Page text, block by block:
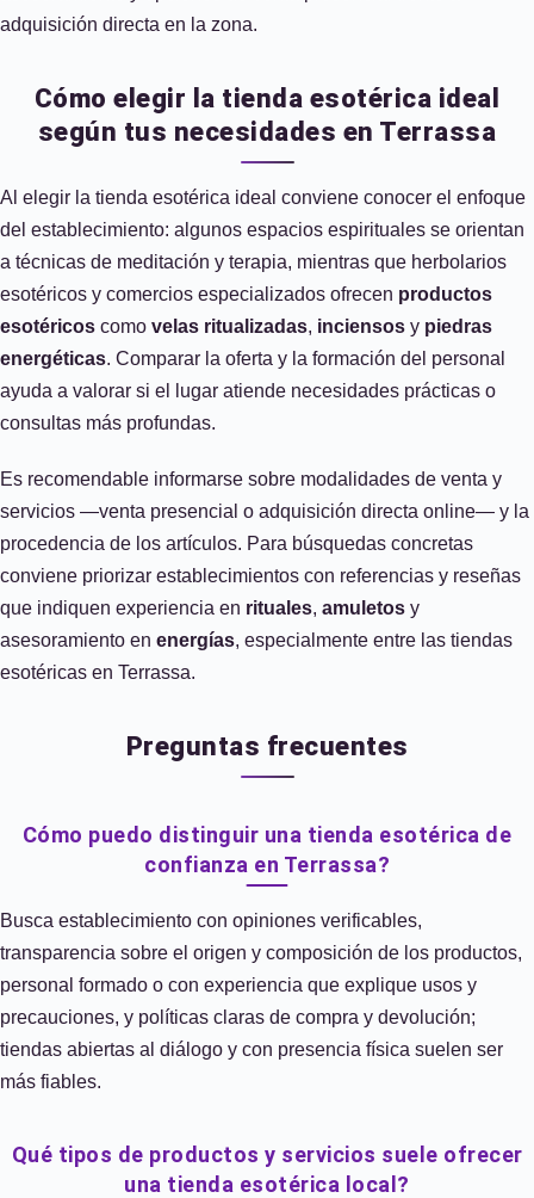
adquisición directa en la zona.
Cómo elegir la tienda esotérica ideal
según tus necesidades en Terrassa
Al elegir la tienda esotérica ideal conviene conocer el enfoque
del establecimiento: algunos espacios espirituales se orientan
a técnicas de meditación y terapia, mientras que herbolarios
esotéricos y comercios especializados ofrecen productos
esotéricos como velas ritualizadas, inciensos y piedras
energéticas. Comparar la oferta y la formación del personal
ayuda a valorar si el lugar atiende necesidades prácticas o
consultas más profundas.
Es recomendable informarse sobre modalidades de venta y
servicios —venta presencial o adquisición directa online— y la
procedencia de los artículos. Para búsquedas concretas
conviene priorizar establecimientos con referencias y reseñas
que indiquen experiencia en rituales, amuletos y
asesoramiento en energías, especialmente entre las tiendas
esotéricas en Terrassa.
Preguntas frecuentes
Cómo puedo distinguir una tienda esotérica de
confianza en Terrassa?
Busca establecimiento con opiniones verificables,
transparencia sobre el origen y composición de los productos,
personal formado o con experiencia que explique usos y
precauciones, y políticas claras de compra y devolución;
tiendas abiertas al diálogo y con presencia física suelen ser
más fiables.
Qué tipos de productos y servicios suele ofrecer
una tienda esotérica local?